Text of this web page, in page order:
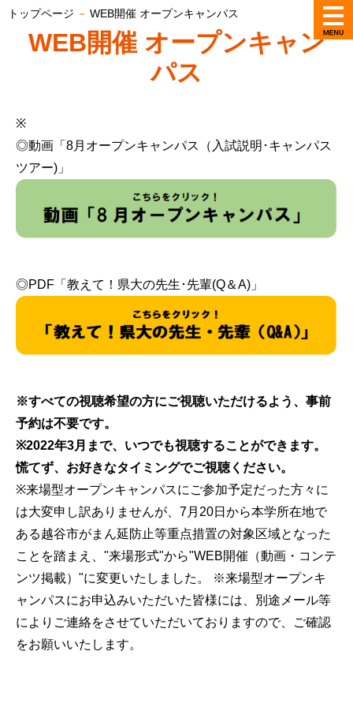
トップページ － WEB開催 オープンキャンパス
WEB開催 オープンキャン
パス
※
◎動画「8月オープンキャンパス（入試説明･キャンパス
ツアー)」
◎PDF「教えて！県大の先生･先輩(Q＆A)」
※すべての視聴希望の方にご視聴いただけるよう、事前
予約は不要です。
※2022年3月まで、いつでも視聴することができます。
慌てず、お好きなタイミングでご視聴ください。
※来場型オープンキャンパスにご参加予定だった方々に
は大変申し訳ありませんが、7月20日から本学所在地で
ある越谷市がまん延防止等重点措置の対象区域となった
ことを踏まえ、"来場形式"から"WEB開催（動画・コンテ
ンツ掲載）"に変更いたしました。 ※来場型オープンキ
ャンパスにお申込みいただいた皆様には、別途メール等
によりご連絡をさせていただいておりますので、ご確認
をお願いいたします。